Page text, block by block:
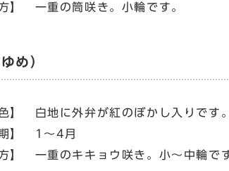
方】 一重の筒咲き。小輪です。
め）
】 白地に外弁が紅のぼかし入りです。
】 1～4月
方】 一重のキキョウ咲き。小～中輪で